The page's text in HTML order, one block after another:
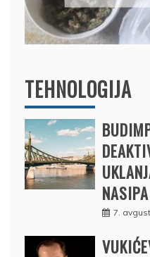
12.
TEHNOLOGIJA
7.